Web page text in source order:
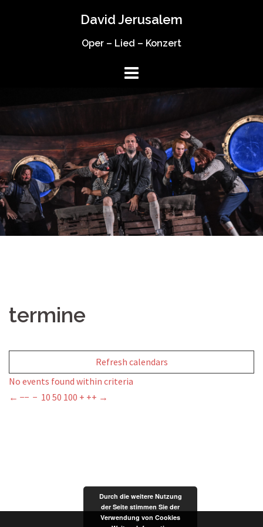
David Jerusalem
Oper – Lied – Konzert
termine
Refresh calendars
No events found within criteria
← −− − 10 50 100 + ++ →
Durch die weitere Nutzung
der Seite stimmen Sie der
Verwendung von Cookies